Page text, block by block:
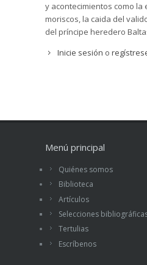
y acontecimientos como la
moriscos, la caida del
del príncipe heredero
Inicie sesión o
Menú principal
Quiénes somos
Biblioteca
Artículos
Selecciones
Tertulias
Escríbenos